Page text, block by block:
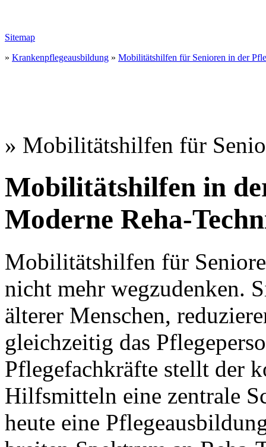
Sitemap
» Krankenpflegeausbildung » Mobilitätshilfen für Senioren in der
» Mobilitätshilfen für
Mobilitätshilfen in
Moderne Reha-
Mobilitätshilfen für
nicht mehr wegzudenken.
älterer Menschen,
gleichzeitig das
Pflegefachkräfte stellt der
Hilfsmitteln eine zentrale
heute eine